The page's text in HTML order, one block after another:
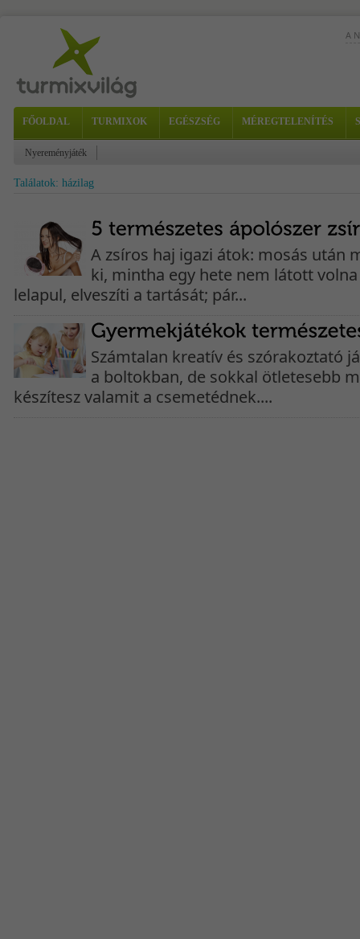
A
-...
FŐOLDAL TURMIXOK EGÉSZSÉG MÉREGTELENÍTÉS
Nyereményjáték
Találatok: házilag
A zsíros haj igazi átok: mosás után
ki, mintha egy hete nem látott
lelapul, elveszíti a tartását; pár...
Számtalan kreatív és szórakoztató
a boltokban, de sokkal ötletesebb
készítesz valamit a csemetédnek....